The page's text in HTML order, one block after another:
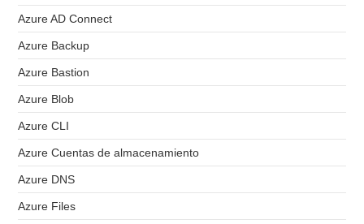
Azure AD Connect
Azure Backup
Azure Bastion
Azure Blob
Azure CLI
Azure Cuentas de almacenamiento
Azure DNS
Azure Files